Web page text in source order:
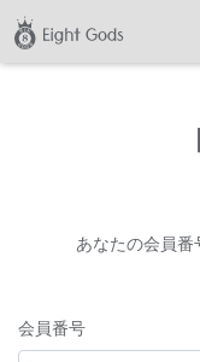
あなたの会員
会員番号